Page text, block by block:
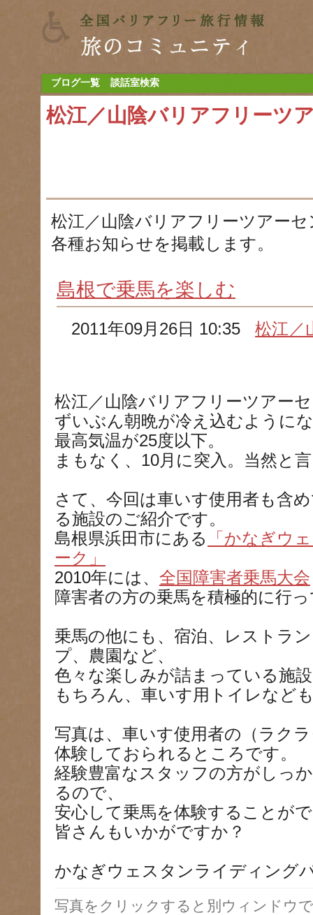
ブログ一覧 談話室検索
松江／山陰バリアフリーツ
松江／山陰バリアフリーツアー
各種お知らせを掲載します。
島根で乗馬を楽しむ
2011年09月26日 10:35松江／
松江／山陰バリアフリーツアー
ずいぶん朝晩が冷え込むように
最高気温が25度以下。
まもなく、10月に突入。当然と
さて、今回は車いす使用者も含
る施設のご紹介です。
島根県浜田市にある
「かなぎウ
ーク」
2010年には、 全国障害者乗馬大会
障害者の方の乗馬を積極的に行
乗馬の他にも、宿泊、レストラ
プ、農園など、
色々な楽しみが詰まっている施
もちろん、車いす用トイレなど
写真は、車いす使用者の（ラク
体験しておられるところです。
経験豊富なスタッフの方がしっ
るので、
安心して乗馬を体験することが
皆さんもいかがですか？
かなぎウェスタンライディング
写真をクリックすると別ウィンドウ